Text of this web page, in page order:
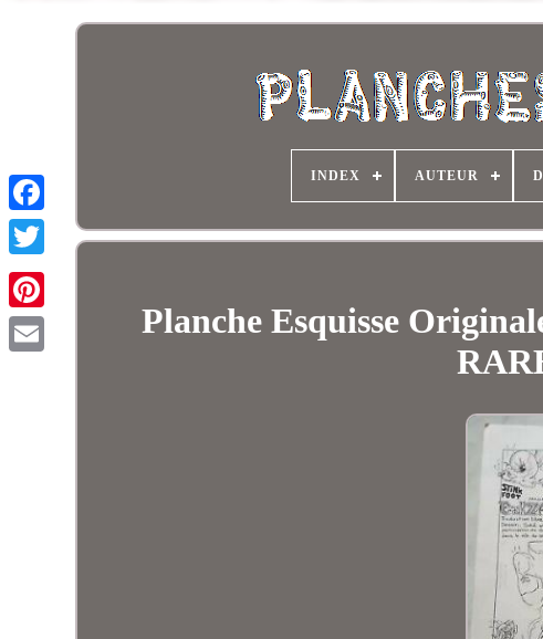
INDEX AUTEUR
Planche Esquisse